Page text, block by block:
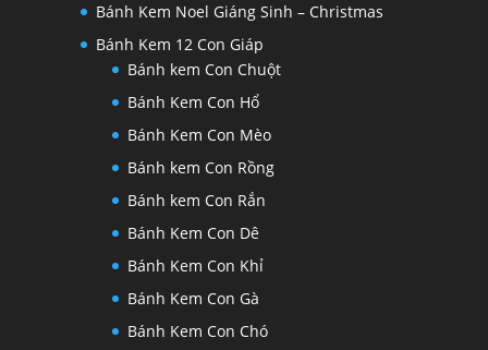
Bánh Kem Noel Giáng Sinh – Christmas
Bánh Kem 12 Con Giáp
Bánh kem Con Chuột
Bánh Kem Con Hổ
Bánh Kem Con Mèo
Bánh kem Con Rồng
Bánh kem Con Rắn
Bánh Kem Con Dê
Bánh Kem Con Khỉ
Bánh Kem Con Gà
Bánh Kem Con Chó